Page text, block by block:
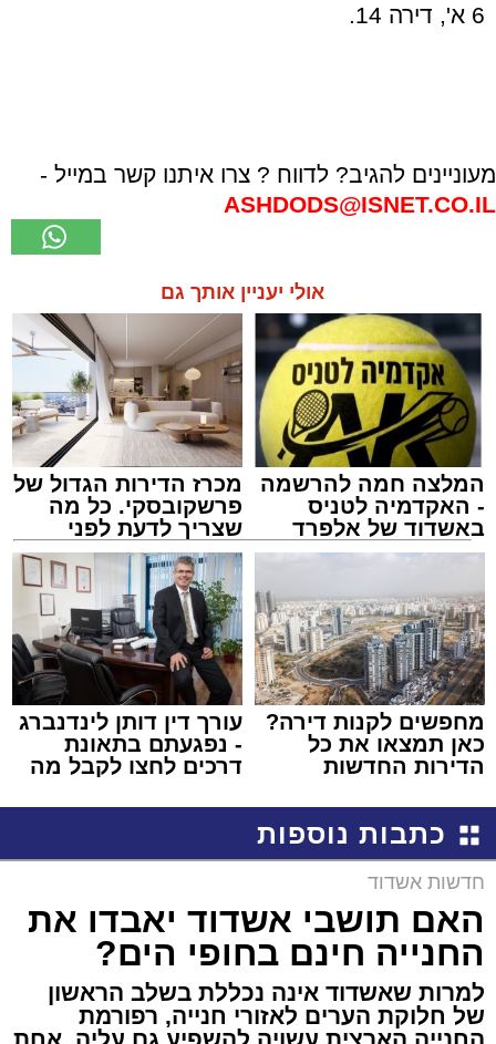
6 א', דירה 14
.
מעוניינים להגיב? לדווח ? צרו איתנו קשר במייל -
ASHDODS@ISNET.CO.IL
אולי יעניין אותך גם
המלצה חמה להרשמה
- האקדמיה לטניס
באשדוד של אלפרד
קריאולנסקי - לילדים
מכרז הדירות הגדול של
פרשקובסקי. כל מה
שצריך לדעת לפני
שמגישים הצעה לדירה
באשדוד
מחפשים לקנות דירה?
כאן תמצאו את כל
הדירות החדשות
עורך דין דותן לינדנברג
- נפגעתם בתאונת
דרכים לחצו לקבל מה
כתבות נוספות
חדשות אשדוד
האם תושבי אשדוד יאבדו את
החנייה חינם בחופי הים?
למרות שאשדוד אינה נכללת בשלב הראשון
של חלוקת הערים לאזורי חנייה, רפורמת